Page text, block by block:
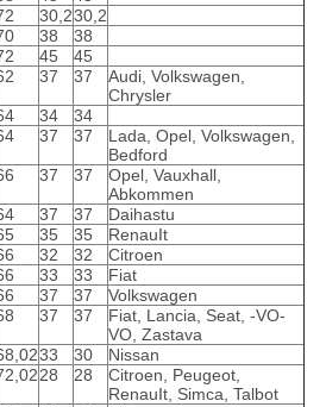
30,230,2
38
38
45
45
37 37
Audi, Volkswagen,
Chrysler
34
34
37 37
Lada, Opel, Volkswagen,
Bedford
37 37
Opel, Vauxhall,
Abkommen
37 37
Daihastu
35 35
RenauIt
32 32
Citroen
33 33
Fiat
37 37
Volkswagen
37 37
Fiat, Lancia, Seat, -VO-
VO, Zastava
33 30
Nissan
28 28
Citroen, Peugeot,
RenauIt, Simca, Talbot